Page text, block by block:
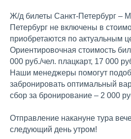
Ж/д билеты Санкт-Петербург –
Петербург не включены в
приобретаются по актуальным
Ориентировочная стоимость
000 руб./чел. плацкарт, 17 000
Наши менеджеры помогут
забронировать оптимальный
сбор за бронирование – 2 000
Отправление накануне тура
следующий день утром!